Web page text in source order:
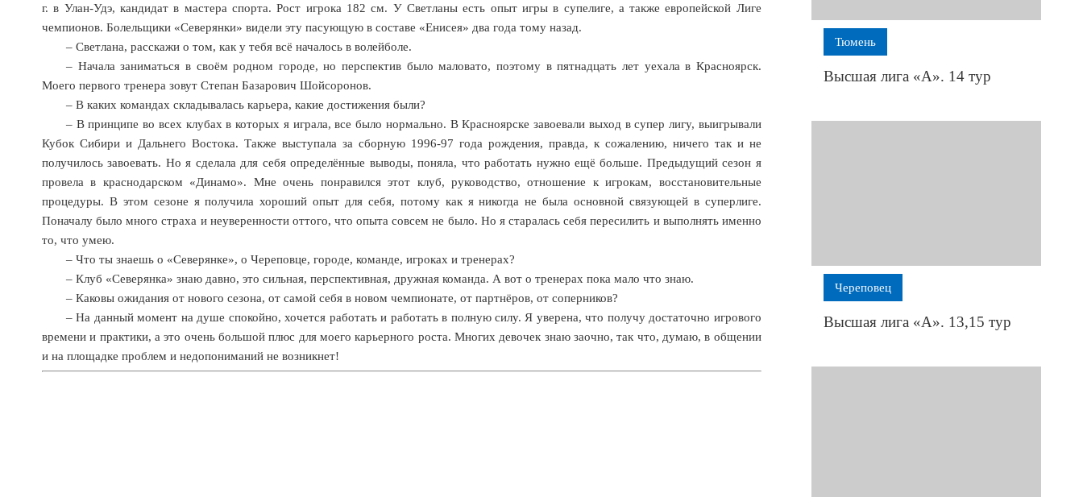
г. в Улан-Удэ, кандидат в мастера спорта. Рост игрока 182 см. У Светланы есть опыт игры в супелиге, а также европейской Лиге
чемпионов. Болельщики «Северянки» видели эту пасующую в составе «Енисея» два года тому назад.
– Светлана, расскажи о том, как у тебя всё началось в волейболе.
– Начала заниматься в своём родном городе, но перспектив было маловато, поэтому в пятнадцать лет уехала в Красноярск.
Моего первого тренера зовут Степан Базарович Шойсоронов.
– В каких командах складывалась карьера, какие достижения были?
– В принципе во всех клубах в которых я играла, все было нормально. В Красноярске завоевали выход в супер лигу, выигрывали
Кубок Сибири и Дальнего Востока. Также выступала за сборную 1996-97 года рождения, правда, к сожалению, ничего так и не
получилось завоевать. Но я сделала для себя определённые выводы, поняла, что работать нужно ещё больше. Предыдущий сезон я
провела в краснодарском «Динамо». Мне очень понравился этот клуб, руководство, отношение к игрокам, восстановительные
процедуры. В этом сезоне я получила хороший опыт для себя, потому как я никогда не была основной связующей в суперлиге.
Поначалу было много страха и неуверенности оттого, что опыта совсем не было. Но я старалась себя пересилить и выполнять именно
то, что умею.
– Что ты знаешь о «Северянке», о Череповце, городе, команде, игроках и тренерах?
– Клуб «Северянка» знаю давно, это сильная, перспективная, дружная команда. А вот о тренерах пока мало что знаю.
– Каковы ожидания от нового сезона, от самой себя в новом чемпионате, от партнёров, от соперников?
– На данный момент на душе спокойно, хочется работать и работать в полную силу. Я уверена, что получу достаточно игрового
времени и практики, а это очень большой плюс для моего карьерного роста. Многих девочек знаю заочно, так что, думаю, в общении
и на площадке проблем и недопониманий не возникнет!
Тюмень
Высшая лига «А». 14 тур
Череповец
Высшая лига «А». 13,15 тур